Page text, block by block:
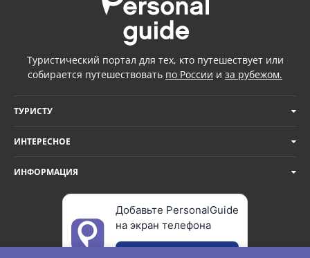
Туристический портал для тех, кто путешествует или
собирается путешествовать по России и за рубежом.
ТУРИСТУ
ИНТЕРЕСНОЕ
ИНФОРМАЦИЯ
Добавьте PersonalGuide
на экран телефона